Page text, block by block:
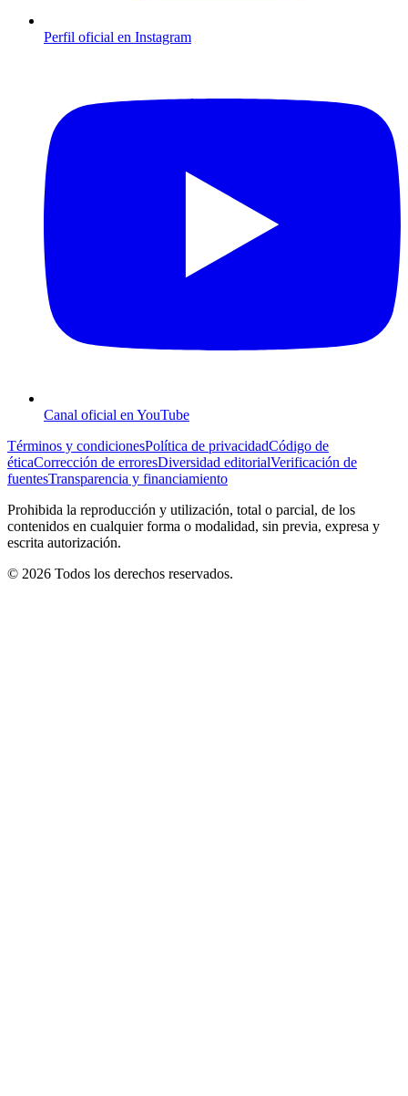
Perfil oficial en Instagram
Canal oficial en YouTube
Términos y condicionesPolítica de privacidadCódigo de
éticaCorrección de erroresDiversidad editorialVerificación de
fuentesTransparencia y financiamiento
Prohibida la reproducción y utilización, total o parcial, de los
contenidos en cualquier forma o modalidad, sin previa, expresa y
escrita autorización.
© 2026 Todos los derechos reservados.